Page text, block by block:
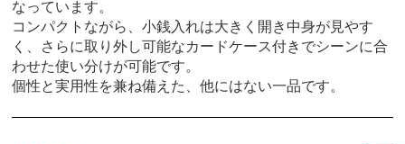
なっています。
コンパクトながら、小銭入れは大きく開き中身が見やす
く、さらに取り外し可能なカードケース付きでシーンに合
わせた使い分けが可能です。
個性と実用性を兼ね備えた、他にはない一品です。